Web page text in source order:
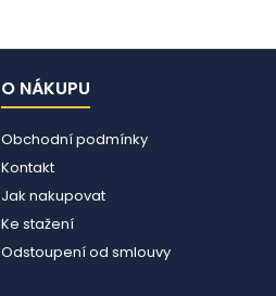
O NÁKUPU
Obchodní podmínky
Kontakt
Jak nakupovat
Ke stažení
Odstoupení od smlouvy